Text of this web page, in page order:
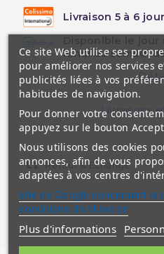
Livraison 5 à 6
lundi au samedi
Livraisons
Retour & Echange
Ce site Web utilise ses
pour améliorer nos services
publicités liées à vos
habitudes de navigation.
Pour donner votre
appuyez sur le bouton
Nous utilisons des cookies
annonces, afin de vous
adaptées à vos centres
site de Google concernant
conditions d'utilisation
Plus d'informations